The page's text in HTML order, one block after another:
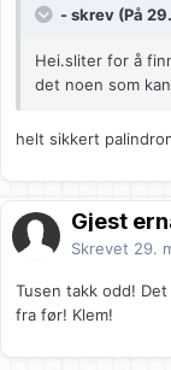
- skrev (På
Hei.sliter for å
det noen som
helt sikkert
Gjest
Skrevet 29.
Tusen takk odd!
fra før! Klem!